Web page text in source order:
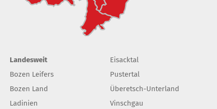
Landesweit
Bozen Leifers
Bozen Land
Ladinien
Eisacktal
Pustertal
Überetsch-Unterland
Vinschgau